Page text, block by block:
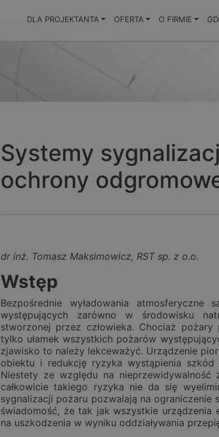
DLA PROJEKTANTA OFERTA O FIRMIE
Systemy
ochrony
dr inż. Tomasz Maksimowicz, RST sp. z o.o.
Wstęp
Bezpośrednie wyładowania
występujących zarówno w środowisku
stworzonej przez człowieka. Chociaż
tylko ułamek wszystkich pożarów
zjawisko to należy lekceważyć. Urządzenie
obiektu i redukcję ryzyka wystąpienia szkód
Niestety ze względu na nieprzewidywalność
całkowicie takiego ryzyka nie da się
sygnalizacji pożaru pozwalają na ograniczenie
świadomość, że tak jak wszystkie urządzenia
na uszkodzenia w wyniku oddziaływania